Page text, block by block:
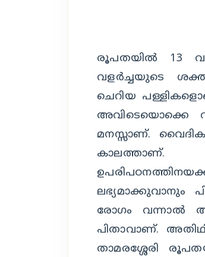
രൂപതയില്‍ 13
വളര്‍ച്ചയുടെ
ചെറിയ
അവിടെയൊക്കെ
മനസ്സാണ്.
കാലത്താണ്.
ലഭ്യമാക്കുവാനും
രോഗം വന്നാല്‍
പിതാവാണ്.
താമരശ്ശേരി